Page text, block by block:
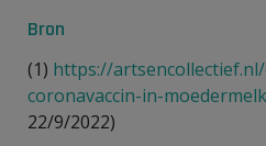
Bron
(1) https://
coronavaccin-in-
22/9/2022)